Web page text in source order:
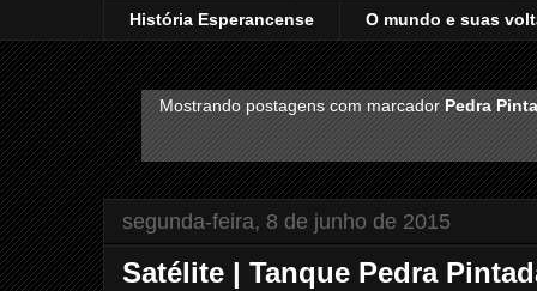
História Esperancense O mundo e suas
Mostrando postagens com marcadorPedra
segunda-feira, 8 de junho de 2015
Satélite | Tanque Pedra